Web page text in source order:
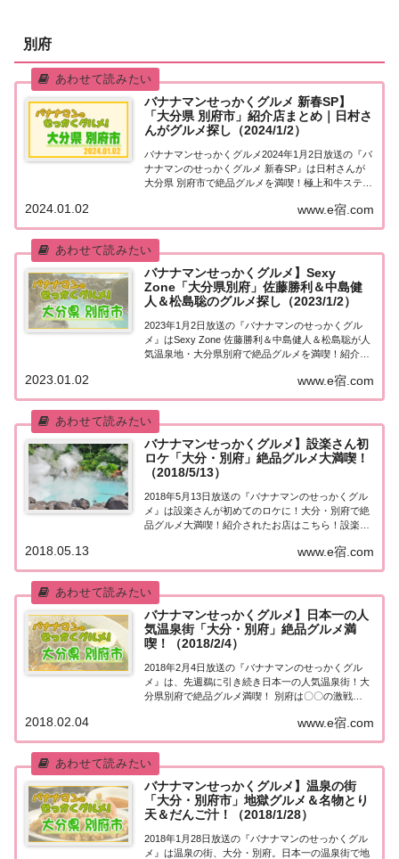
別府
バナナマンせっかくグルメ 新春SP】
「大分県 別府市」紹介店まとめ｜日村さ
んがグルメ探し（2024/1/2）
バナナマンせっかくグルメ2024年1月2日放送の『バ
ナナマンのせっかくグルメ 新春SP』は日村さんが
大分県 別府市で絶品グルメを満喫！極上和牛ステー
メニューをまとめました！詳しくはこちら！日村さ
んが「大分県 別府市」でグルメ探し地元の...
www.e宿.com
2024.01.02
バナナマンせっかくグルメ】Sexy
Zone「大分県別府」佐藤勝利＆中島健
人＆松島聡のグルメ探し（2023/1/2）
2023年1月2日放送の『バナナマンのせっかくグル
メ』はSexy Zone 佐藤勝利＆中島健人＆松島聡が人
気温泉地・大分県別府で絶品グルメを満喫！紹介さ
Zone 佐藤勝利＆中島健人＆松島聡「大分・別府」
でグルメ探し地元の人に「せっ...
www.e宿.com
2023.01.02
バナナマンせっかくグルメ】設楽さん初
ロケ「大分・別府」絶品グルメ大満喫！
（2018/5/13）
2018年5月13日放送の『バナナマンのせっかくグル
メ』は設楽さんが初めてのロケに！大分・別府で絶
品グルメ大満喫！紹介されたお店はこちら！設楽さ
食べたほうがいいグルメは何ですか？」日本全国で
バナナマン日村さんが地元民オススメの絶品グル...
www.e宿.com
2018.05.13
バナナマンせっかくグルメ】日本一の人
気温泉街「大分・別府」絶品グルメ満
喫！（2018/2/4）
2018年2月4日放送の『バナナマンのせっかくグル
メ』は、先週鵜に引き続き日本一の人気温泉街！大
分県別府で絶品グルメ満喫！ 別府は〇〇の激戦
ン！？そして屋台グルメも満喫！スタジオには人気
お取り寄せグルメが登場！紹介された情報はこち
ら！日...
www.e宿.com
2018.02.04
バナナマンせっかくグルメ】温泉の街
「大分・別府市」地獄グルメ＆名物とり
天＆だんご汁！（2018/1/28）
2018年1月28日放送の『バナナマンのせっかくグル
メ』は温泉の街、大分・別府。日本一の温泉街で地